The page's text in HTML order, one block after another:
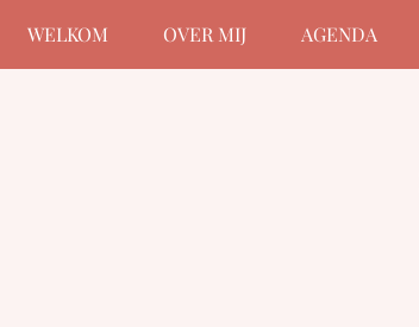
WELKOM OVER MIJ AGENDA